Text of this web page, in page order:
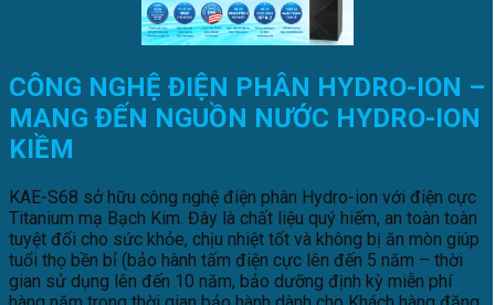
CÔNG NGHỆ ĐIỆN PHÂN HYDRO-ION –
MANG ĐẾN NGUỒN NƯỚC HYDRO-ION
KIỀM
KAE-S68 sở hữu công nghệ điện phân Hydro-ion với điện cực
Titanium mạ Bạch Kim. Đây là chất liệu quý hiếm, an toàn toàn
tuyệt đối cho sức khỏe, chịu nhiệt tốt và không bị ăn mòn giúp
tuổi thọ bền bỉ (bảo hành tấm điện cực lên đến 5 năm – thời
gian sử dụng lên đến 10 năm, bảo dưỡng định kỳ miễn phí